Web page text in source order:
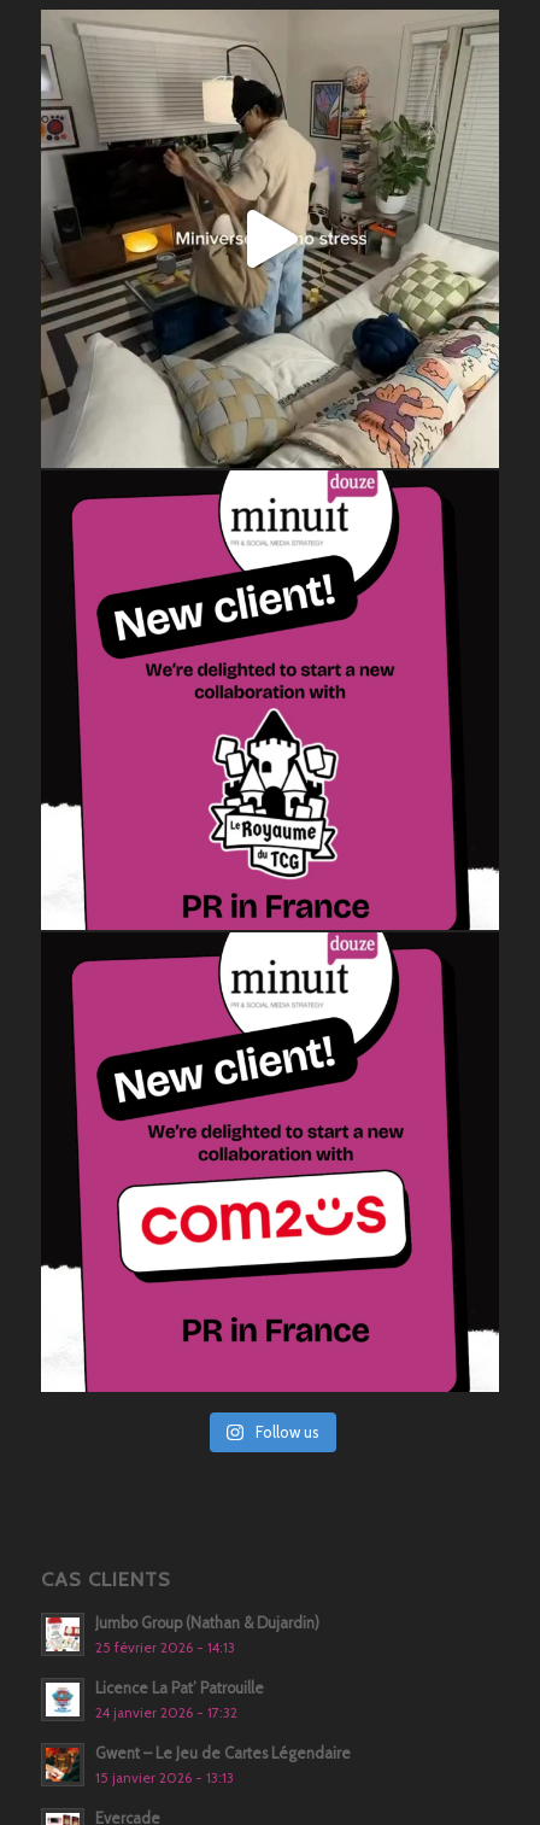
Follow us
CAS CLIENTS
Jumbo Group (Nathan & Dujardin)
25 février 2026 - 14:13
Licence La Pat’ Patrouille
24 janvier 2026 - 17:32
Gwent – Le Jeu de Cartes Légendaire
15 janvier 2026 - 13:13
Evercade